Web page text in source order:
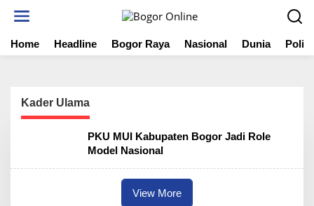
t
Home Headline Bogor Raya Nasional Dunia
Kader Ulama
PKU MUI Kabupaten Bogor Jadi Role
Model Nasional
View More